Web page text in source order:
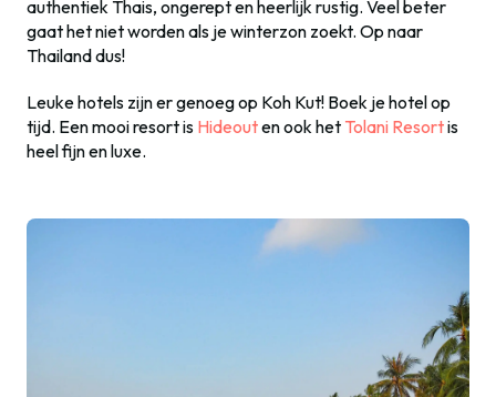
authentiek Thais, ongerept en heerlijk rustig. Veel beter
gaat het niet worden als je winterzon zoekt. Op naar
Thailand dus!
Leuke hotels zijn er genoeg op Koh Kut! Boek je hotel op
tijd. Een mooi resort is Hideouten ook het Tolani Resortis
heel fijn en luxe.